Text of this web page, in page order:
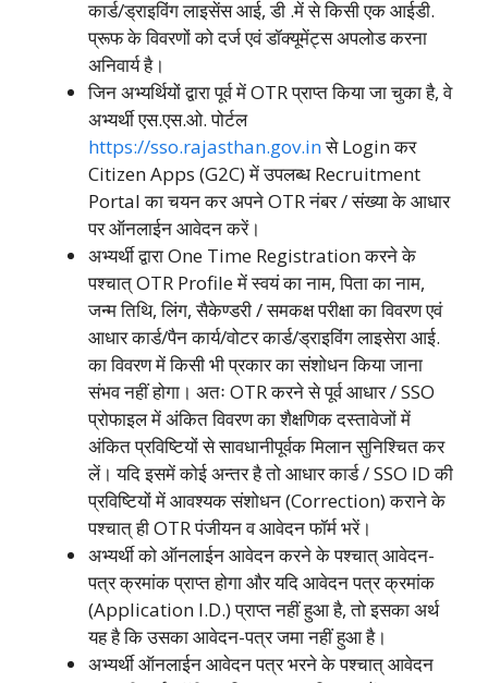
कार्ड/ड्राइविंग लाइसेंस आई, डी .में से किसी एक आईडी.
प्रूफ के विवरणों को दर्ज एवं डॉक्यूमेंट्स अपलोड करना
अनिवार्य है।
जिन अभ्यर्थियों द्वारा पूर्व में OTR प्राप्त किया जा चुका है, वे
अभ्यर्थी एस.एस.ओ. पोर्टल
https://sso.rajasthan.gov.inसे Login कर
Citizen Apps (G2C) में उपलब्ध Recruitment
Portal का चयन कर अपने OTR नंबर / संख्या के आधार
पर ऑनलाईन आवेदन करें।
अभ्यर्थी द्वारा One Time Registration करने के
पश्चात् OTR Profile में स्वयं का नाम, पिता का नाम,
जन्म तिथि, लिंग, सैकेण्डरी / समकक्ष परीक्षा का विवरण एवं
आधार कार्ड/पैन कार्य/वोटर कार्ड/ड्राइविंग लाइसेरा आई.
का विवरण में किसी भी प्रकार का संशोधन किया जाना
संभव नहीं होगा। अतः OTR करने से पूर्व आधार / SSO
प्रोफाइल में अंकित विवरण का शैक्षणिक दस्तावेजों में
अंकित प्रविष्टियों से सावधानीपूर्वक मिलान सुनिश्चित कर
लें। यदि इसमें कोई अन्तर है तो आधार कार्ड / SSO ID की
प्रविष्टियों में आवश्यक संशोधन (Correction) कराने के
पश्चात् ही OTR पंजीयन व आवेदन फॉर्म भरें।
अभ्यर्थी को ऑनलाईन आवेदन करने के पश्चात् आवेदन-
पत्र क्रमांक प्राप्त होगा और यदि आवेदन पत्र क्रमांक
(Application I.D.) प्राप्त नहीं हुआ है, तो इसका अर्थ
यह है कि उसका आवेदन-पत्र जमा नहीं हुआ है।
अभ्यर्थी ऑनलाईन आवेदन पत्र भरने के पश्चात् आवेदन